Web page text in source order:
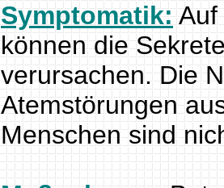
Symptomatik: Auf
können die
verursachen. Die
Atemstörungen
Menschen sind